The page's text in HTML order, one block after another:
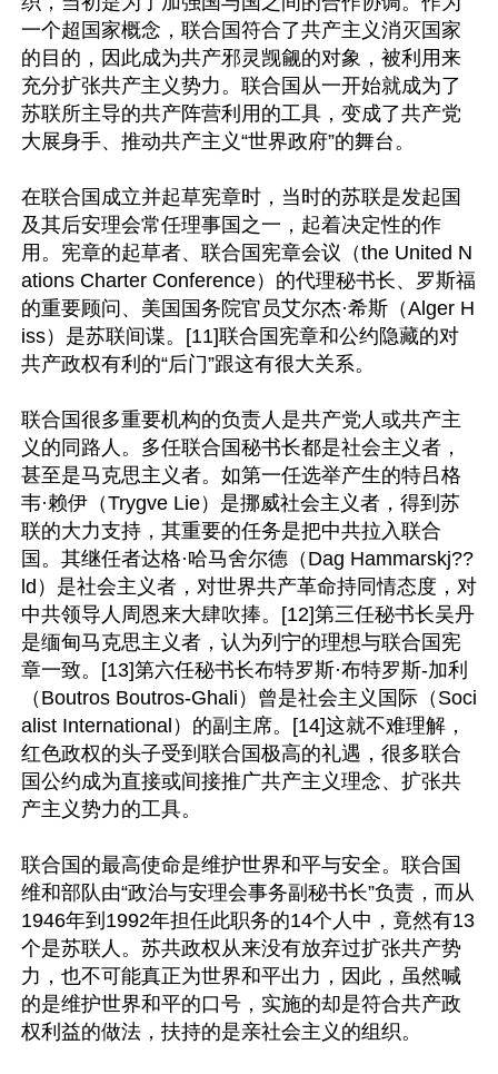
一个超国家概念，联合国符合了共产主义消灭国家
的目的，因此成为共产邪灵觊觎的对象，被利用来
充分扩张共产主义势力。联合国从一开始就成为了
苏联所主导的共产阵营利用的工具，变成了共产党
大展身手、推动共产主义“世界政府”的舞台。
在联合国成立并起草宪章时，当时的苏联是发起国
及其后安理会常任理事国之一，起着决定性的作
用。宪章的起草者、联合国宪章会议（the United N
ations Charter Conference）的代理秘书长、罗斯福
的重要顾问、美国国务院官员艾尔杰·希斯（Alger H
iss）是苏联间谍。[11]联合国宪章和公约隐藏的对
共产政权有利的“后门”跟这有很大关系。
联合国很多重要机构的负责人是共产党人或共产主
义的同路人。多任联合国秘书长都是社会主义者，
甚至是马克思主义者。如第一任选举产生的特吕格
韦·赖伊（Trygve Lie）是挪威社会主义者，得到苏
联的大力支持，其重要的任务是把中共拉入联合
国。其继任者达格·哈马舍尔德（Dag Hammarskj??
ld）是社会主义者，对世界共产革命持同情态度，对
中共领导人周恩来大肆吹捧。[12]第三任秘书长吴丹
是缅甸马克思主义者，认为列宁的理想与联合国宪
章一致。[13]第六任秘书长布特罗斯·布特罗斯-加利
（Boutros Boutros-Ghali）曾是社会主义国际（Soci
alist International）的副主席。[14]这就不难理解，
红色政权的头子受到联合国极高的礼遇，很多联合
国公约成为直接或间接推广共产主义理念、扩张共
产主义势力的工具。
联合国的最高使命是维护世界和平与安全。联合国
维和部队由“政治与安理会事务副秘书长”负责，而从
1946年到1992年担任此职务的14个人中，竟然有13
个是苏联人。苏共政权从来没有放弃过扩张共产势
力，也不可能真正为世界和平出力，因此，虽然喊
的是维护世界和平的口号，实施的却是符合共产政
权利益的做法，扶持的是亲社会主义的组织。